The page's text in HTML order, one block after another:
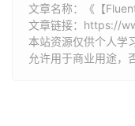
文章名称：《【
文章链接： https://
本站资源仅供个人学
允许用于商业用途，